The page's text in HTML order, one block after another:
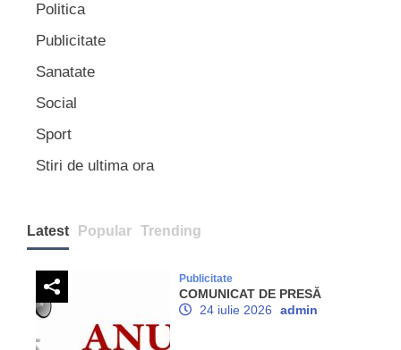
Politica
Publicitate
Sanatate
Social
Sport
Stiri de ultima ora
Latest Popular Trending
Publicitate
COMUNICAT DE PRESĂ
24 iulie 2026
admin